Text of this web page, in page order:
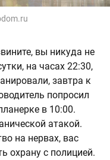
вы никуда не
на часах 22:30,
завтра к
попросил
в 10:00.
атакой.
на нервах, вас
охрану с полицией.